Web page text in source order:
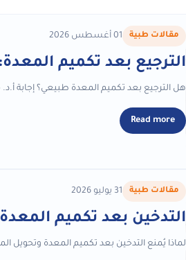
مقالات طبية 01 أغسطس 2026
الترجيع بعد تكميم
هل الترجيع بعد تكميم المعدة طبيعي؟ إجابة
Read more
مقالات طبية 31 يوليو 2026
التدخين بعد تكميم
لماذا يُمنع التدخين بعد تكميم المعدة وتحويل